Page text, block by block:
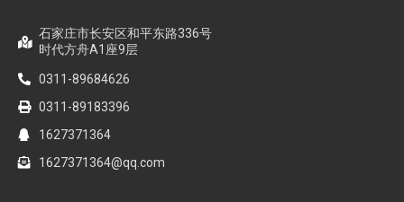
石家庄市长安区和平东路336号
时代方舟A1座9层
0311-89684626
0311-89183396
1627371364
1627371364@qq.com